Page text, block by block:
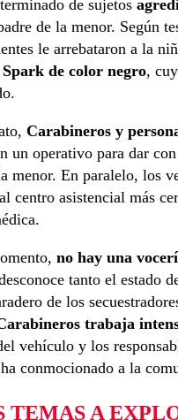
de sujetos
de la menor. Según
le arrebataron a la
de color negro,
Carabineros y
un operativo para dar
menor. En paralelo, los
centro asistencial más
no hay una
tanto el estado
de los
trabaja
vehículo y los
conmocionado a la
TEMAS A